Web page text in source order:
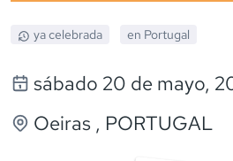
ya celebrada en Portugal
sábado 20 de mayo,
Oeiras , PORTUGAL